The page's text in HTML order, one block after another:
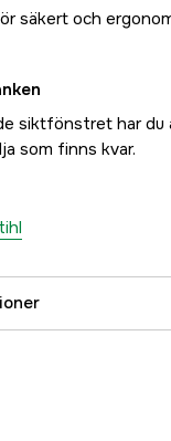
säkert och
siktfönstret har du
som finns kvar.